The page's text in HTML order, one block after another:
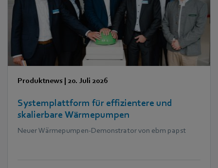
Produktnews | 20. Juli 2026
Systemplattform für effizientere und
skalierbare Wärmepumpen
Neuer Wärmepumpen-Demonstrator von ebm papst